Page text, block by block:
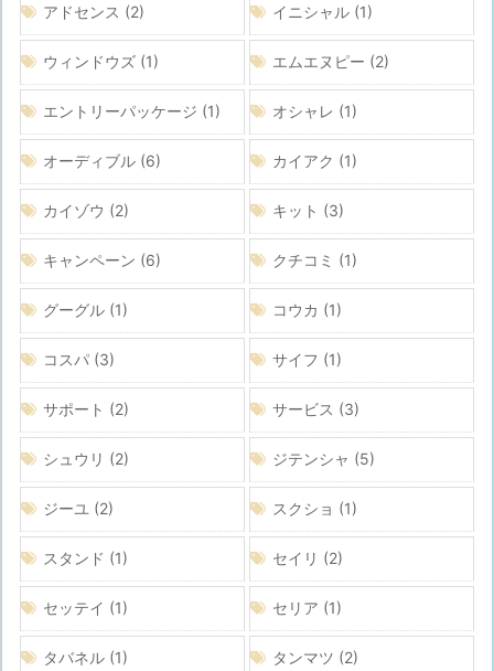
アドセンス (2) イニシャル (1)
ウィンドウズ (1) エムエヌピー (2)
エントリーパッケージ (1) オシャレ (1)
オーディブル (6) カイアク (1)
カイゾウ (2) キット (3)
キャンペーン (6) クチコミ (1)
グーグル (1) コウカ (1)
コスパ (3) サイフ (1)
サポート (2) サービス (3)
シュウリ (2) ジテンシャ (5)
ジーユ (2) スクショ (1)
スタンド (1) セイリ (2)
セッテイ (1) セリア (1)
タバネル (1) タンマツ (2)